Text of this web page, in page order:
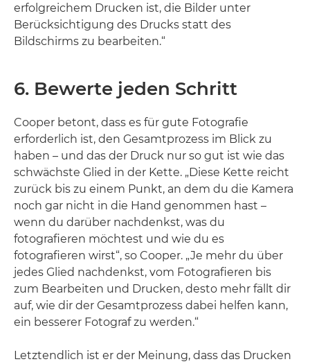
erfolgreichem Drucken ist, die Bilder unter
Berücksichtigung des Drucks statt des
Bildschirms zu bearbeiten.“
6. Bewerte jeden Schritt
Cooper betont, dass es für gute Fotografie
erforderlich ist, den Gesamtprozess im Blick zu
haben – und das der Druck nur so gut ist wie das
schwächste Glied in der Kette. „Diese Kette reicht
zurück bis zu einem Punkt, an dem du die Kamera
noch gar nicht in die Hand genommen hast –
wenn du darüber nachdenkst, was du
fotografieren möchtest und wie du es
fotografieren wirst“, so Cooper. „Je mehr du über
jedes Glied nachdenkst, vom Fotografieren bis
zum Bearbeiten und Drucken, desto mehr fällt dir
auf, wie dir der Gesamtprozess dabei helfen kann,
ein besserer Fotograf zu werden.“
Letztendlich ist er der Meinung, dass das Drucken